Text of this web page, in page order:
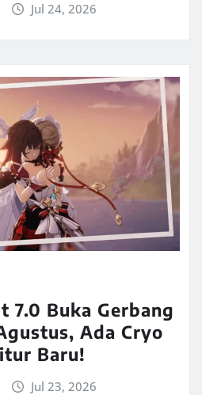
Jul 24, 2026
7.0 Buka Gerbang
Ada Cryo
Baru!
Jul 23, 2026